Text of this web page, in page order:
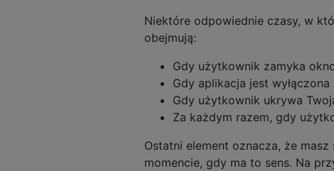
Niektóre odpowiednie czasy, w
obejmują:
Gdy użytkownik zamyka
Gdy aplikacja jest
Gdy użytkownik ukrywa
Za każdym razem, gdy
Ostatni element oznacza, że
momencie, gdy ma to sens. Na